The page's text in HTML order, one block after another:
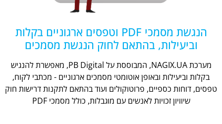
הנגשת מסמכי PDF וטפסים ארגוניים בקלות
וביעילות, בהתאם לחוק הנגשת מסמכים
מערכת NAGIX.UA, המבוססת על PB Digital, מאפשרת להנגיש
בקלות וביעילות ובאופן אוטומטי מסמכים ארגוניים - מכתבי לקוח,
טפסים, דוחות כספיים, פרוטוקולים ועוד בהתאם לתקנות דרישות חוק
שיוויון זכויות לאנשים עם מוגבלות, כולל מסמכי PDF